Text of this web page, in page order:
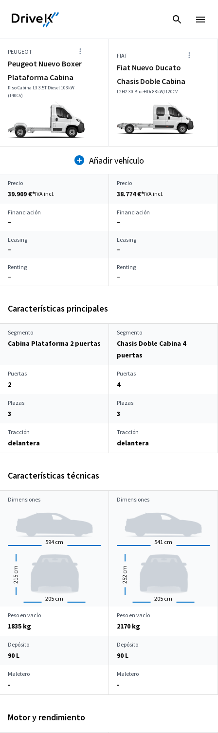
PEUGEOT
Peugeot Nuevo Boxer
Plataforma Cabina
Piso Cabina L3 3.5T Diesel 103kW
(140CV)
FIAT
Fiat Nuevo Ducato
Chasis Doble Cabina
L2H2 30 BlueHDi 88kW/120CV
Añadir vehículo
Precio
39.909 €*IVA incl.
Precio
38.774 €*IVA incl.
Financiación
–
Financiación
–
Leasing
–
Leasing
–
Renting
–
Renting
–
Características principales
Segmento
Cabina Plataforma 2 puertas
Segmento
Chasis Doble Cabina 4
puertas
Puertas
2
Puertas
4
Plazas
3
Plazas
3
Tracción
delantera
Tracción
delantera
Características técnicas
Dimensiones
594 cm
205 cm
215
cm
Dimensiones
541 cm
205 cm
252
cm
Peso en vacío
1835 kg
Peso en vacío
2170 kg
Depósito
90 L
Depósito
90 L
Maletero
-
Maletero
-
Motor y rendimiento